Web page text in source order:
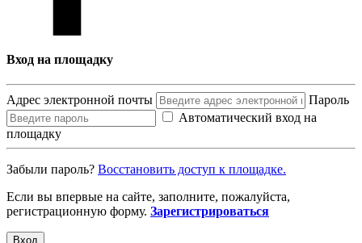
Вход на площадку
Адрес электронной почты
Пароль
Автоматический вход на
площадку
Забыли пароль? Восcтановить доступ к площадке.
Если вы впервые на сайте, заполните, пожалуйста,
регистрационную форму. Зарегистрироваться
Вход